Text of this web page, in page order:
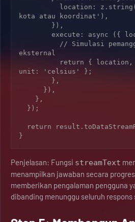
kota atau koordinat'),
eksternal
unit: 'celsius' };
}
Penjelasan: Fungsi streamText
menampilkan jawaban secara
memberikan pengalaman pengguna
dibanding menunggu seluruh